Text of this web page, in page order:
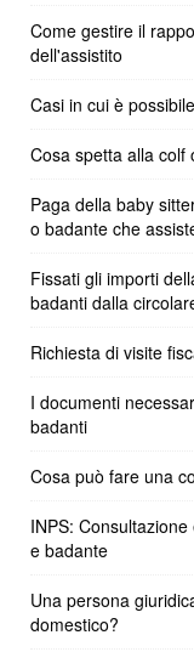
Come gestire il
dell'assistito
Casi in cui è
Cosa spetta alla colf
Paga della baby
o badante che
Fissati gli importi
badanti dalla
Richiesta di visite
I documenti
badanti
Cosa può fare una
INPS:
e badante
Una persona
domestico?